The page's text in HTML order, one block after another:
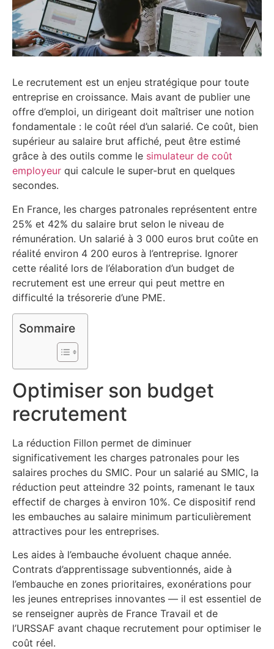
Le recrutement est un enjeu stratégique pour toute
entreprise en croissance. Mais avant de publier une
offre d’emploi, un dirigeant doit maîtriser une notion
fondamentale : le coût réel d’un salarié. Ce coût, bien
supérieur au salaire brut affiché, peut être estimé
grâce à des outils comme le simulateur de coût
employeur qui calcule le super-brut en quelques
secondes.
En France, les charges patronales représentent entre
25% et 42% du salaire brut selon le niveau de
rémunération. Un salarié à 3 000 euros brut coûte en
réalité environ 4 200 euros à l’entreprise. Ignorer
cette réalité lors de l’élaboration d’un budget de
recrutement est une erreur qui peut mettre en
difficulté la trésorerie d’une PME.
Sommaire
Optimiser son budget
recrutement
La réduction Fillon permet de diminuer
significativement les charges patronales pour les
salaires proches du SMIC. Pour un salarié au SMIC, la
réduction peut atteindre 32 points, ramenant le taux
effectif de charges à environ 10%. Ce dispositif rend
les embauches au salaire minimum particulièrement
attractives pour les entreprises.
Les aides à l’embauche évoluent chaque année.
Contrats d’apprentissage subventionnés, aide à
l’embauche en zones prioritaires, exonérations pour
les jeunes entreprises innovantes — il est essentiel de
se renseigner auprès de France Travail et de
l’URSSAF avant chaque recrutement pour optimiser le
coût réel.